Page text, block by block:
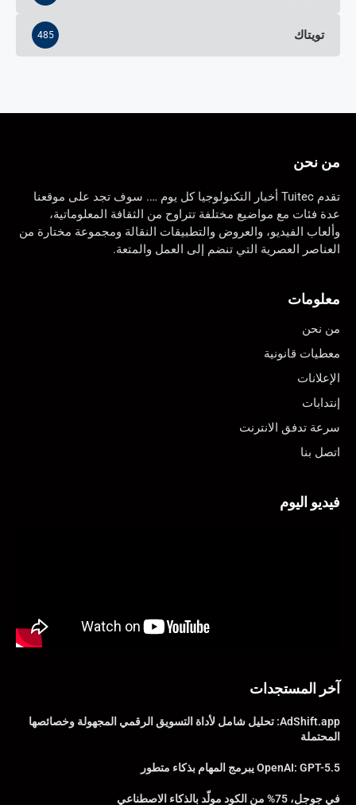
تويتاك 485
من نحن
تقدم Tuitec أخبار التكنولوجيا كل يوم …. سوف تجد على موقعنا
عدة فئات مع مواضيع مختلفة تتراوح من الثقافة المعلوماتية،
وألعاب الفيديو، والعروض والتطبيقات النقالة ومجموعة مختارة من
العناصر العصرية التي تنضم إلى العمل والمتعة.
معلومات
من نحن
معطيات قانونية
الإعلانات
إنتدابات
سرعة تدفق الانترنت
اتصل بنا
فيديو اليوم
آخر المستجدات
AdShift.app: تحليل شامل لأداة التسويق الرقمي المجهولة وخصائصها
المحتملة
OpenAI: GPT-5.5 يبرمج المهام بذكاء متطور
في جوجل، 75% من الكود مولّد بالذكاء الاصطناعي